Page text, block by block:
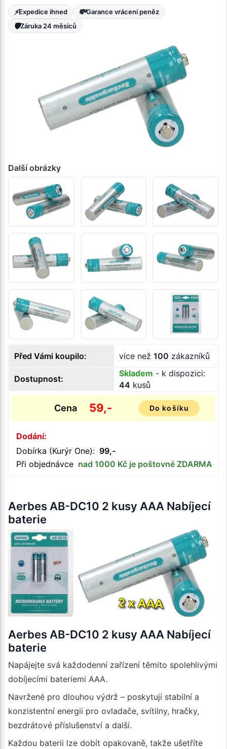
⚡Expedice ihned 💸Garance vrácení peněz
🛡️Záruka 24 měsíců
Další obrázky
Před Vámi koupilo: více než 100 zákazníků
Dostupnost:
Skladem - k dispozici:
44 kusů
Cena 59,- Do košíku
Dodání:
Dobírka (Kurýr One): 99,-
Při objednávce nad 1000 Kč je poštovné ZDARMA
Aerbes AB-DC10 2 kusy AAA Nabíjecí
baterie
Aerbes AB-DC10 2 kusy AAA Nabíjecí
baterie
Napájejte svá každodenní zařízení těmito spolehlivými
dobíjecími bateriemi AAA.
Navržené pro dlouhou výdrž – poskytují stabilní a
konzistentní energii pro ovladače, svítilny, hračky,
bezdrátové příslušenství a další.
Každou baterii lze dobít opakovaně, takže ušetříte